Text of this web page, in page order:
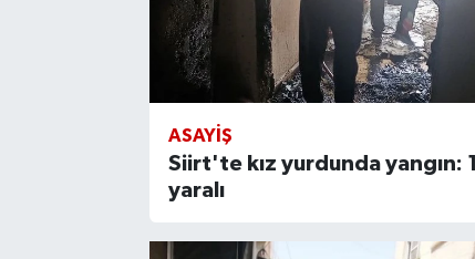
ASAYIŞ
Siirt'te kız yurdunda yangın: 1
yaralı